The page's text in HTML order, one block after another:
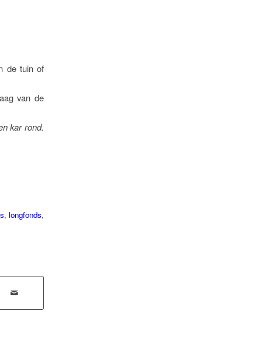
de tuin of
van de
kar rond.
, longfonds,